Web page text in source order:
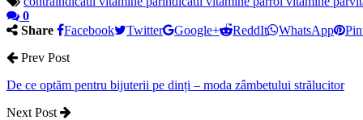
0
Share
Facebook Twitter Google+ ReddIt WhatsApp
Prev Post
De ce optăm pentru bijuterii pe dinți – moda zâmbetului strălucitor
Next Post